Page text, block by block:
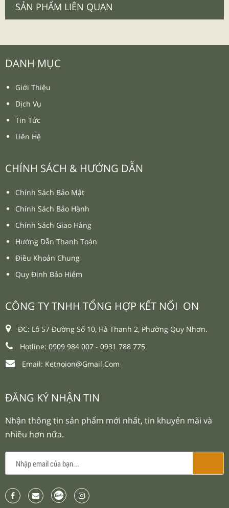
SẢN PHẨM LIÊN QUAN
CÔNG TY TNHH TỔNG HỢP KẾT NỐI ON
ĐC: Lô 57 Đường Số 10, Hà Thanh 2, Phường Quy Nhơn.
Hotline: 0909 984 007 - 0931 788 775
Email: Ketnoion@gmail.com
DANH MỤC
Giới Thiệu
Dịch Vụ
Tin Tức
Liên Hệ
CHÍNH SÁCH & HƯỚNG DẪN
Chính Sách Bảo Mật
Chính Sách Bảo Hành
Chính Sách Giao Hàng
Hướng Dẫn Thanh Toán
Điều Khoản Chung
Quy Định Bảo Hiểm
ĐĂNG KÝ NHẬN TIN
Nhận thông tin sản phẩm mới nhất, tin khuyến mãi và
nhiều hơn nữa.